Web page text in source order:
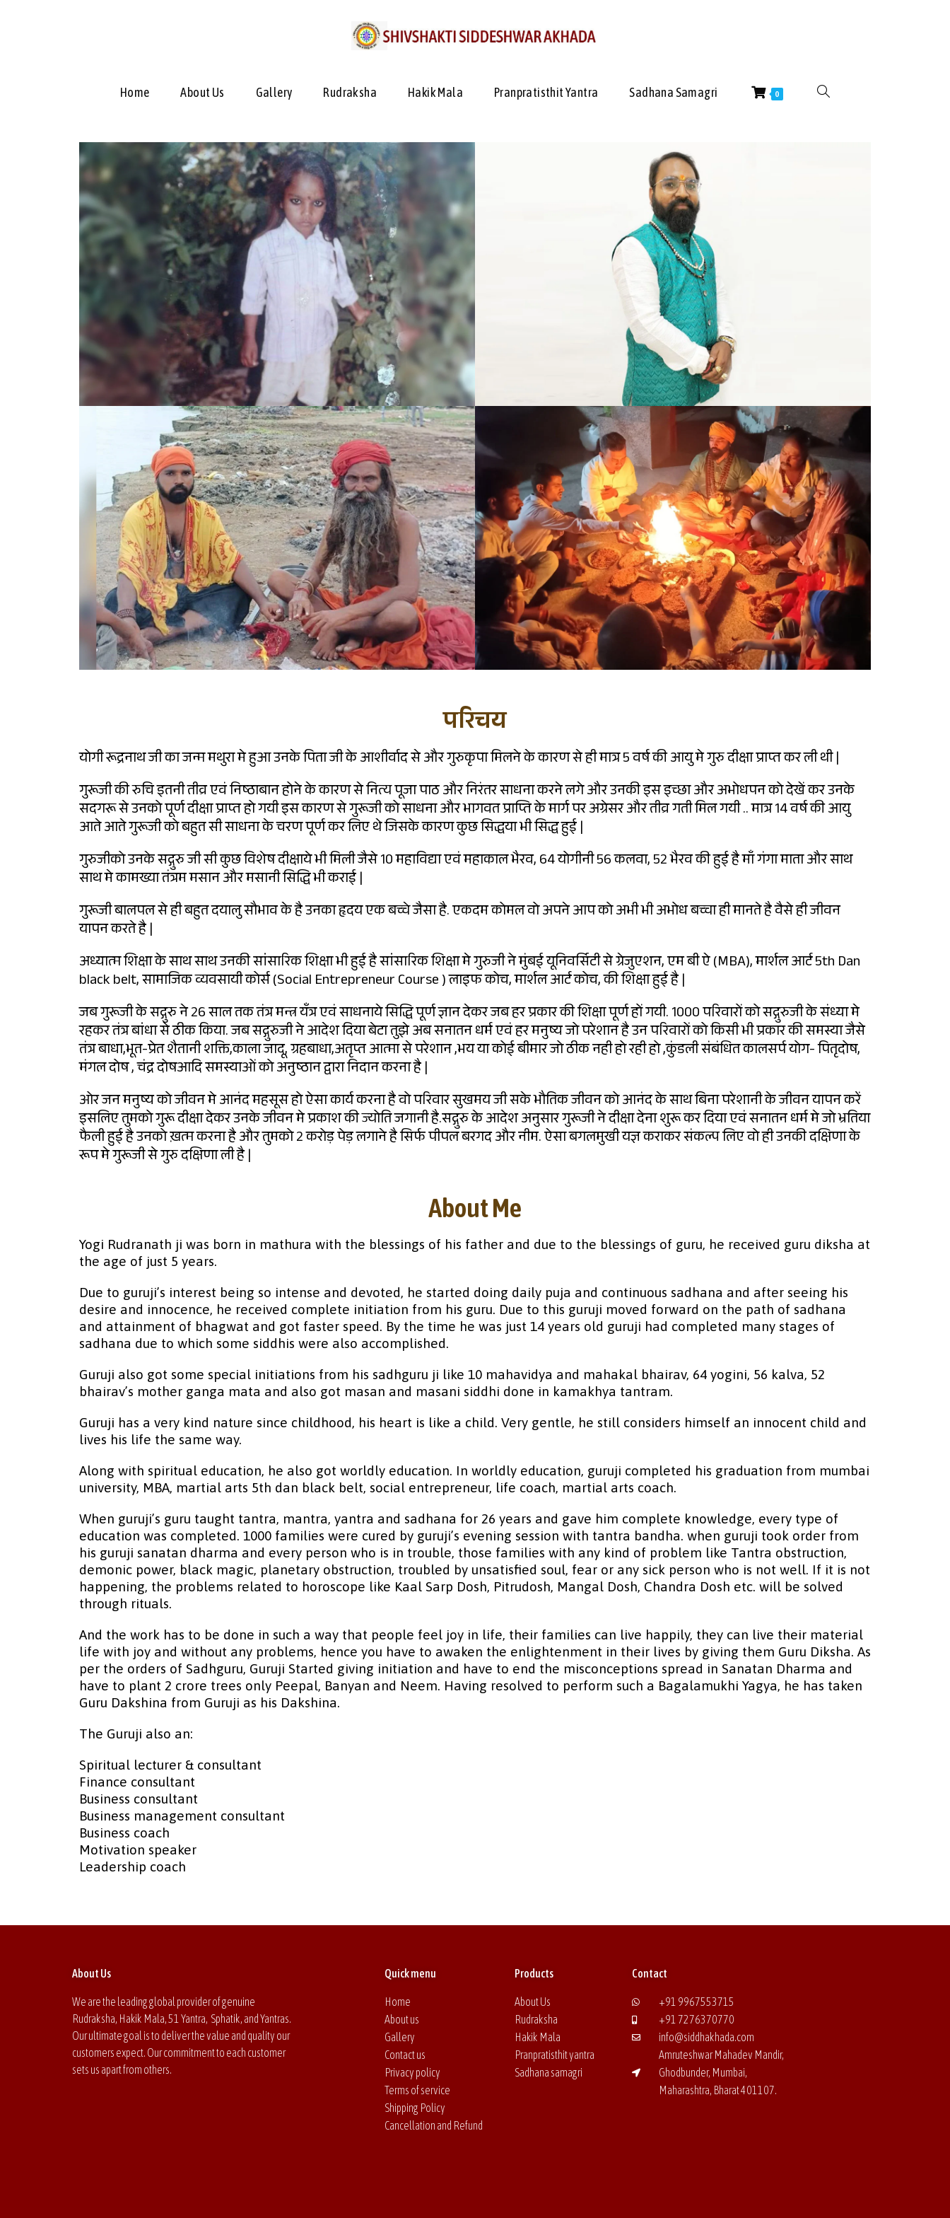
Home About Us Gallery Rudraksha Hakik Mala Pranpratisthit Yantra Sadhana Samagri 0
परिचय
योगी रूद्रनाथ जी का जन्म मथुरा मे हुआ उनके पिता जी के आशीर्वाद से और गुरुकृपा मिलने के कारण से ही मात्र 5 वर्ष की आयु मे गुरु दीक्षा प्राप्त कर ली थी |
गुरूजी की रुचि इतनी तीव्र एवं निष्ठाबान होने के कारण से नित्य पूजा पाठ और निरंतर साधना करने लगे और उनकी इस इच्छा और अभोधपन को देखें कर उनके
सदगरू से उनको पूर्ण दीक्षा प्राप्त हो गयी इस कारण से गुरूजी को साधना और भागवत प्राप्ति के मार्ग पर अग्रेसर और तीव्र गती मिल गयी .. मात्र 14 वर्ष की आयु
आते आते गुरूजी को बहुत सी साधना के चरण पूर्ण कर लिए थे जिसके कारण कुछ सिद्धया भी सिद्ध हुई |
गुरुजीको उनके सद्गुरु जी सी कुछ विशेष दीक्षाये भी मिली जैसे 10 महाविद्या एवं महाकाल भैरव, 64 योगीनी 56 कलवा, 52 भैरव की हुई है माँ गंगा माता और साथ
साथ मे कामख्या तंत्रम मसान और मसानी सिद्धि भी कराई |
गुरूजी बालपल से ही बहुत दयालु सौभाव के है उनका हृदय एक बच्चे जैसा है. एकदम कोमल वो अपने आप को अभी भी अभोध बच्चा ही मानते है वैसे ही जीवन
यापन करते है |
अध्यात्म शिक्षा के साथ साथ उनकी सांसारिक शिक्षा भी हुई है सांसारिक शिक्षा मे गुरुजी ने मुंबई यूनिवर्सिटी से ग्रेजुएशन, एम बी ऐ (MBA), मार्शल आर्ट 5th Dan
black belt, सामाजिक व्यवसायी कोर्स (Social Entrepreneur Course ) लाइफ कोच, मार्शल आर्ट कोच, की शिक्षा हुई है |
जब गुरूजी के सद्गुरु ने 26 साल तक तंत्र मन्त्र यँत्र एवं साधनाये सिद्धि पूर्ण ज्ञान देकर जब हर प्रकार की शिक्षा पूर्ण हों गयी. 1000 परिवारों को सद्गुरुजी के संध्या मे
रहकर तंत्र बांधा से ठीक किया. जब सद्गुरुजी ने आदेश दिया बेटा तुझे अब सनातन धर्म एवं हर मनुष्य जो परेशान है उन परिवारों को किसी भी प्रकार की समस्या जैसे
तंत्र बाधा,भूत-प्रेत शैतानी शक्ति,काला जादू, ग्रहबाधा,अतृप्त आत्मा से परेशान ,भय या कोई बीमार जो ठीक नही हो रही हो ,कुंडली संबंधित कालसर्प योग- पितृदोष,
मंगल दोष , चंद्र दोषआदि समस्याओं को अनुष्ठान द्वारा निदान करना है |
ओर जन मनुष्य को जीवन मे आनंद महसूस हो ऐसा कार्य करना है वो परिवार सुखमय जी सके भौतिक जीवन को आनंद के साथ बिना परेशानी के जीवन यापन करें
इसलिए तुमको गुरू दीक्षा देकर उनके जीवन मे प्रकाश की ज्योति जगानी है.सद्गुरु के आदेश अनुसार गुरूजी ने दीक्षा देना शुरू कर दिया एवं सनातन धर्म मे जो भ्रतिया
फैली हुई है उनको ख़त्म करना है और तुमको 2 करोड़ पेड़ लगाने है सिर्फ पीपल बरगद और नीम. ऐसा बगलमुखी यज्ञ कराकर संकल्प लिए वो ही उनकी दक्षिणा के
रूप मे गुरूजी से गुरु दक्षिणा ली है |
About Me
Yogi Rudranath ji was born in mathura with the blessings of his father and due to the blessings of guru, he received guru diksha at
the age of just 5 years.
Due to guruji’s interest being so intense and devoted, he started doing daily puja and continuous sadhana and after seeing his
desire and innocence, he received complete initiation from his guru. Due to this guruji moved forward on the path of sadhana
and attainment of bhagwat and got faster speed. By the time he was just 14 years old guruji had completed many stages of
sadhana due to which some siddhis were also accomplished.
Guruji also got some special initiations from his sadhguru ji like 10 mahavidya and mahakal bhairav, 64 yogini, 56 kalva, 52
bhairav’s mother ganga mata and also got masan and masani siddhi done in kamakhya tantram.
Guruji has a very kind nature since childhood, his heart is like a child. Very gentle, he still considers himself an innocent child and
lives his life the same way.
Along with spiritual education, he also got worldly education. In worldly education, guruji completed his graduation from mumbai
university, MBA, martial arts 5th dan black belt, social entrepreneur, life coach, martial arts coach.
When guruji’s guru taught tantra, mantra, yantra and sadhana for 26 years and gave him complete knowledge, every type of
education was completed. 1000 families were cured by guruji’s evening session with tantra bandha. when guruji took order from
his guruji sanatan dharma and every person who is in trouble, those families with any kind of problem like Tantra obstruction,
demonic power, black magic, planetary obstruction, troubled by unsatisfied soul, fear or any sick person who is not well. If it is not
happening, the problems related to horoscope like Kaal Sarp Dosh, Pitrudosh, Mangal Dosh, Chandra Dosh etc. will be solved
through rituals.
And the work has to be done in such a way that people feel joy in life, their families can live happily, they can live their material
life with joy and without any problems, hence you have to awaken the enlightenment in their lives by giving them Guru Diksha. As
per the orders of Sadhguru, Guruji Started giving initiation and have to end the misconceptions spread in Sanatan Dharma and
have to plant 2 crore trees only Peepal, Banyan and Neem. Having resolved to perform such a Bagalamukhi Yagya, he has taken
Guru Dakshina from Guruji as his Dakshina.
The Guruji also an:
Spiritual lecturer & consultant
Finance consultant
Business consultant
Business management consultant
Business coach
Motivation speaker
Leadership coach
About Us
We are the leading global provider of genuine
Rudraksha, Hakik Mala, 51 Yantra, Sphatik, and Yantras.
Our ultimate goal is to deliver the value and quality our
customers expect. Our commitment to each customer
sets us apart from others.
Quick menu
Home
About us
Gallery
Contact us
Privacy policy
Terms of service
Shipping Policy
Cancellation and Refund
Products
About Us
Rudraksha
Hakik Mala
Pranpratisthit yantra
Sadhana samagri
Contact
+91 9967553715
+91 7276370770
info@siddhakhada.com
Amruteshwar Mahadev Mandir,
Ghodbunder, Mumbai,
Maharashtra, Bharat401107.